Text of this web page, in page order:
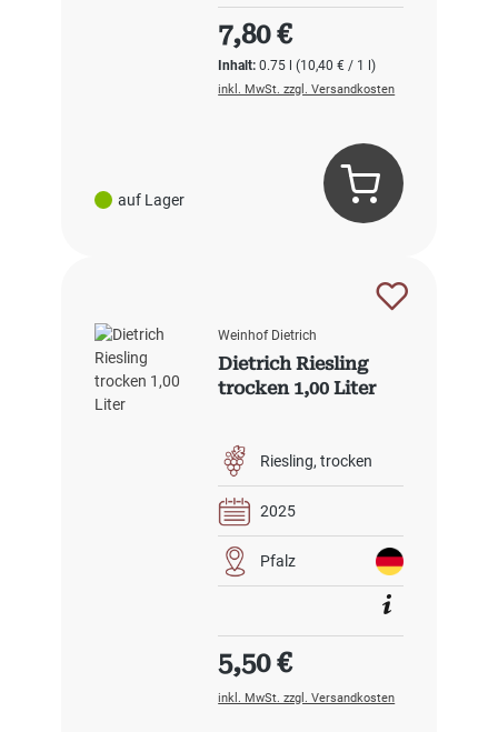
auf Lager
Inhalt:0.75 l(10,40 € / 1 l)
Regulärer Preis:
7,80 €
inkl. MwSt. zzgl. Versandkosten
Weinhof Dietrich
Dietrich Riesling
trocken 1,00 Liter
Riesling trocken
2025
Pfalz
Regulärer Preis:
5,50 €
inkl. MwSt. zzgl. Versandkosten